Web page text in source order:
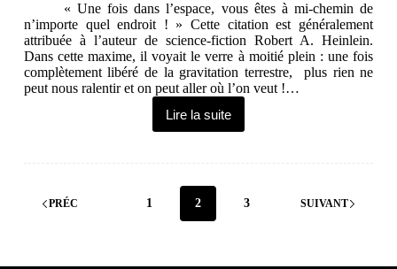
« Une fois dans l’espace, vous êtes à mi-chemin de
n’importe quel endroit ! » Cette citation est généralement
attribuée à l’auteur de science-fiction Robert A. Heinlein.
Dans cette maxime, il voyait le verre à moitié plein : une fois
complètement libéré de la gravitation terrestre, plus rien ne
peut nous ralentir et on peut aller où l’on veut !…
Lire la suite
Les
Difficultés
Voyager
Une
Autre
Planète
PRÉC 1 2 3 SUIVANT